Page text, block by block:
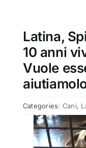
SMARRITI O DA
ATTUALITÀ
Latina,
10 anni
Vuole
Categories: Cani,